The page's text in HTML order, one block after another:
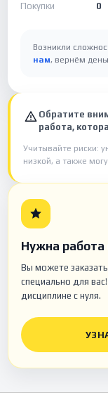
Покупки
0
Возникли
нам, вернём
Обратите
работа,
Учитывайте риски:
низкой, а также
Нужна работа
Вы можете
специально для
дисциплине с нуля.